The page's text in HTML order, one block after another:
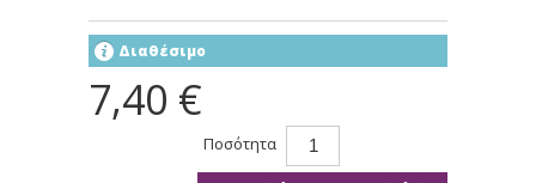
Διαθέσιμο
7,40 €
Ποσότητα